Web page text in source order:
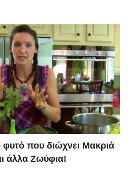
φυτό που διώχνει Μακριά
άλλα Ζωύφια!